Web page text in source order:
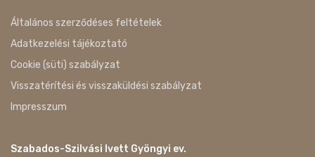
Általános szerződéses feltételek
Adatkezelési tájékoztató
Cookie (süti) szabályzat
Visszatérítési és visszaküldési szabályzat
Impresszum
Szabados-Szilvási Ivett Gyöngyi ev.